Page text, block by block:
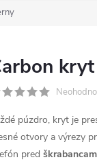
púzdro, kryt je
otvory a výrezy
pred